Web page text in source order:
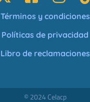
Términos y condiciones
Políticas de privacidad
Libro de reclamaciones
© 2024 Celacp